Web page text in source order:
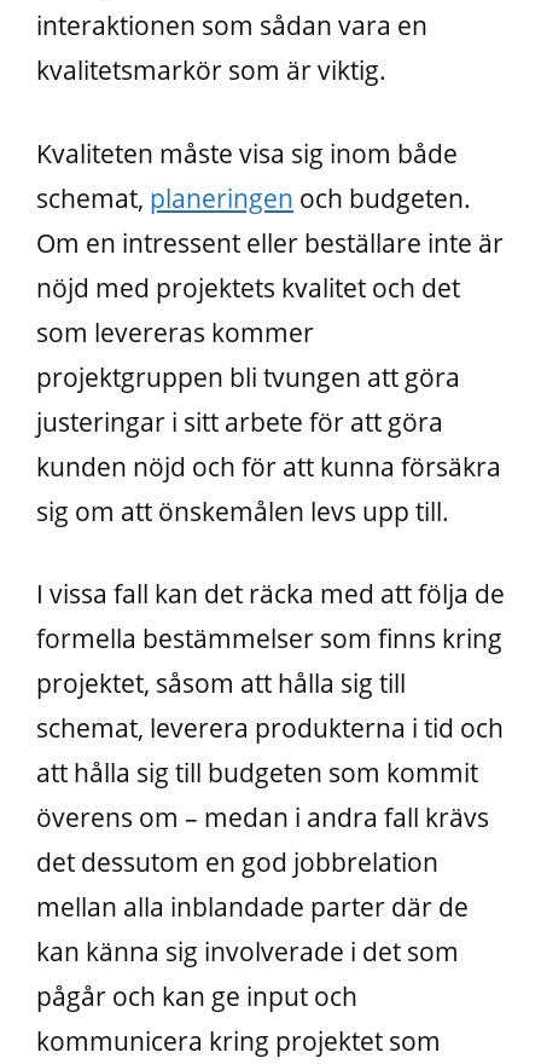
interaktionen som sådan vara en
kvalitetsmarkör som är viktig.
Kvaliteten måste visa sig inom både
schemat, planeringen och budgeten.
Om en intressent eller beställare inte är
nöjd med projektets kvalitet och det
som levereras kommer
projektgruppen bli tvungen att göra
justeringar i sitt arbete för att göra
kunden nöjd och för att kunna försäkra
sig om att önskemålen levs upp till.
I vissa fall kan det räcka med att följa de
formella bestämmelser som finns kring
projektet, såsom att hålla sig till
schemat, leverera produkterna i tid och
att hålla sig till budgeten som kommit
överens om – medan i andra fall krävs
det dessutom en god jobbrelation
mellan alla inblandade parter där de
kan känna sig involverade i det som
pågår och kan ge input och
kommunicera kring projektet som